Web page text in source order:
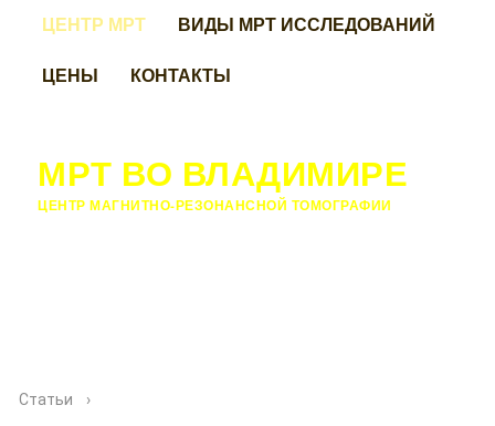
ЦЕНТР МРТ
ВИДЫ МРТ ИССЛЕДОВАНИЙ
ЦЕНЫ
КОНТАКТЫ
МРТ ВО ВЛАДИМИРЕ
ЦЕНТР МАГНИТНО-РЕЗОНАНСНОЙ ТОМОГРАФИИ
Статьи ›